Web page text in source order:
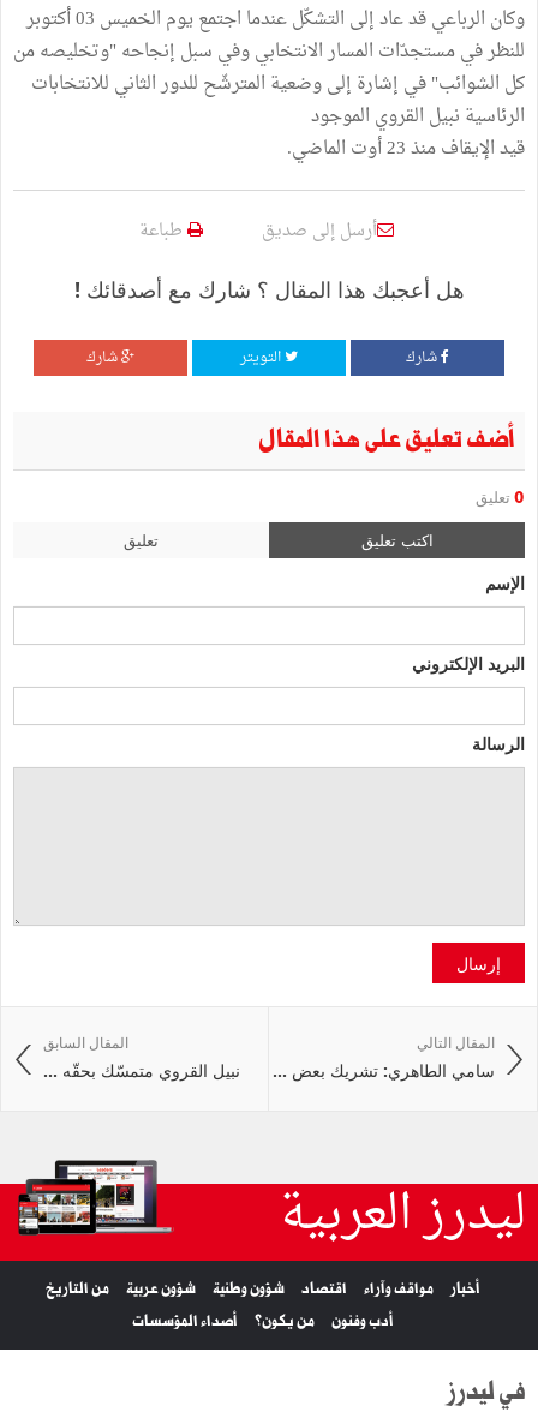
وكان الرباعي قد عاد إلى التشكّل عندما اجتمع يوم الخميس 03 أكتوبر
للنظر في مستجدّات المسار الانتخابي وفي سبل إنجاحه "وتخليصه من
كل الشوائب" في إشارة إلى وضعية المترشّح للدور الثاني للانتخابات
الرئاسية نبيل القروي الموجود
قيد الإيقاف منذ 23 أوت الماضي.
أرسل إلى صديق طباعة
هل أعجبك هذا المقال ؟ شارك مع أصدقائك !
شارك التويتر شارك
أضف تعليق على هذا المقال
0 تعليق
اكتب تعليق تعليق
الإسم
البريد الإلكتروني
الرسالة
إرسال
المقال السابق
نبيل القروي متمسّك بحقّه ...
المقال التالي
سامي الطاهري: تشريك بعض ...
ليدرز العربية
أخبار مواقف وآراء اقتصاد شؤون وطنية شؤون عربية
من التاريخ
أدب وفنون
من يكون؟ أصداء المؤسسات
في ليدرز